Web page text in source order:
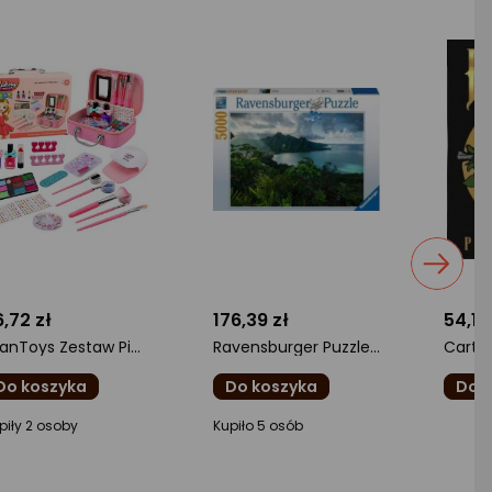
zł
LeanToys Zestaw Piękności Kosmetyczka Dla Dzieci Akcesoria Do Paznokci Suszarka 20el.
koszyka
2 osoby
176,39 zł
Ravensburger Puzzle 5000 Hawajski punkt widokowy
Do koszyka
ocena
Kupiło 5 osób
54,17
Do